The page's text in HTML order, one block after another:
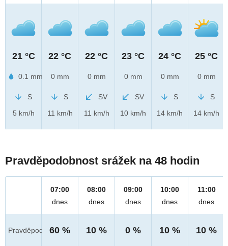
21 °C
0.1 mm
S
5 km/h
22 °C
0 mm
S
11 km/h
22 °C
0 mm
SV
11 km/h
23 °C
0 mm
SV
10 km/h
24 °C
0 mm
S
14 km/h
25 °C
0 mm
S
14 km/h
Pravděpodobnost srážek na 48 hodin
Pravděpod.
07:00
dnes
60 %
08:00
dnes
10 %
09:00
dnes
0 %
10:00
dnes
10 %
11:00
dnes
10 %